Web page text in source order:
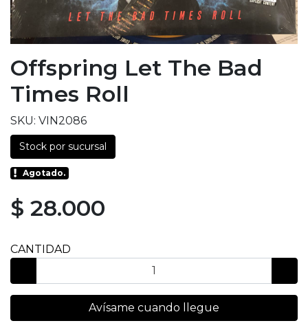
Offspring Let The Bad
Times Roll
SKU: VIN2086
Stock por sucursal
Agotado.
$ 28.000
CANTIDAD
Avísame cuando llegue